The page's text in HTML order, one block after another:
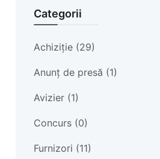
Categorii
Achiziție (29)
Anunț de presă (1)
Avizier (1)
Concurs (0)
Furnizori (11)